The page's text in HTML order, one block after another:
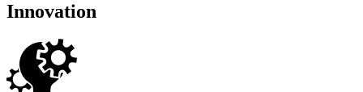
Innovation